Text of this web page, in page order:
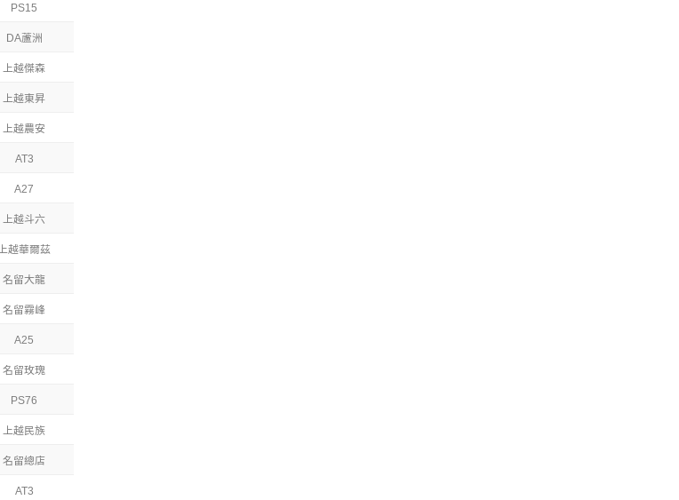
PS15
DA蘆洲
上越傑森
上越東昇
上越農安
AT3
A27
上越斗六
上越華爾茲
名留大龍
名留霧峰
A25
名留玫瑰
PS76
上越民族
名留總店
AT3